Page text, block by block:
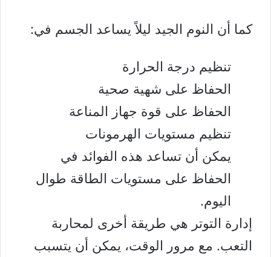
كما أن النوم الجيد ليلاً يساعد الجسم في:
تنظيم درجة الحرارة
الحفاظ على شهية صحية
الحفاظ على قوة جهاز المناعة
تنظيم مستويات الهرمونات
يمكن أن تساعد هذه الفوائد في
الحفاظ على مستويات الطاقة طوال
اليوم.
إدارة التوتر هي طريقة أخرى لمحاربة
التعب. مع مرور الوقت، يمكن أن يتسبب